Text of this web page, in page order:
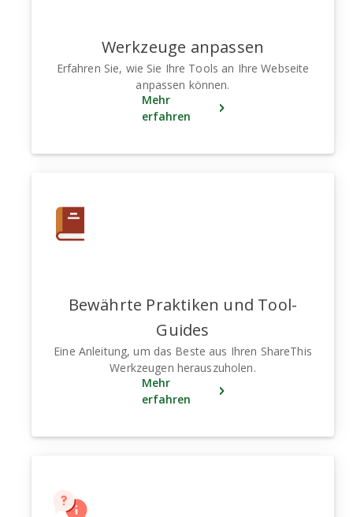
Werkzeuge anpassen
Erfahren Sie, wie Sie Ihre Tools an Ihre Webseite
anpassen können.
Mehr
erfahren
Bewährte Praktiken und Tool-
Guides
Eine Anleitung, um das Beste aus Ihren ShareThis
Werkzeugen herauszuholen.
Mehr
erfahren